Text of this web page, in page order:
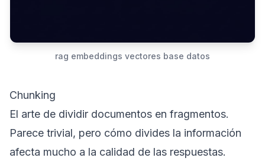
rag embeddings vectores base datos
Chunking
El arte de dividir documentos en fragmentos.
Parece trivial, pero cómo divides la información
afecta mucho a la calidad de las respuestas.